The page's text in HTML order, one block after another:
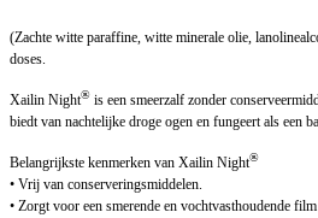
(Zachte witte paraffine, witte minerale olie,
doses.
Xailin Night® is een smeerzalf zonder
biedt van nachtelijke droge ogen en fungeert als een
Belangrijkste kenmerken van Xailin Night®
• Vrij van conserveringsmiddelen.
• Zorgt voor een smerende en vochtvasthoudende